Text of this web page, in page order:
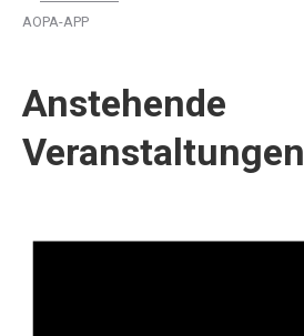
AOPA-APP
Anstehende
Veranstaltungen